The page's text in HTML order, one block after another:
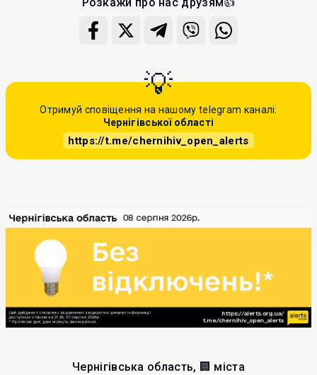
Отримуй сповіщення на нашому telegram каналі:
Чернігівської області
https://t.me/chernihiv_open_alerts
Чернігівська область, 🏢 міста